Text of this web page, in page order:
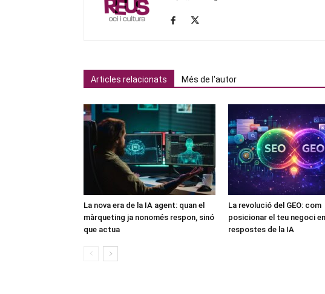
Articles relacionats Més de l'autor
La nova era de la IA agent: quan el
màrqueting ja nonomés respon, sinó
que actua
La revolució del GEO: com
posicionar el teu negoci
respostes de la IA